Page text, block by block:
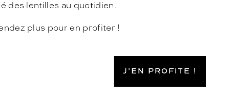
des lentilles au quotidien.
plus pour en profiter !
J'EN PROFITE !